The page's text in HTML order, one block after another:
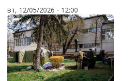
вт, 12/05/2026 - 12:00